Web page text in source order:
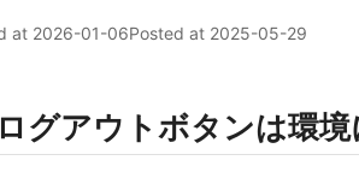
at 2026-01-06Posted at 2025-05-29
グアウトボタンは環